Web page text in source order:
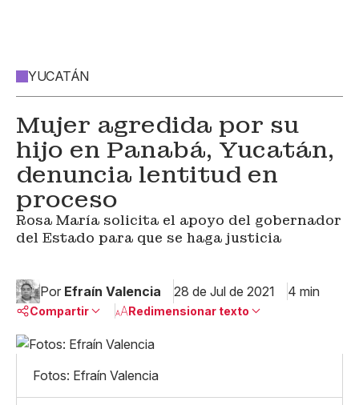
YUCATÁN
Mujer agredida por su
hijo en Panabá, Yucatán,
denuncia lentitud en
proceso
Rosa María solicita el apoyo del gobernador
del Estado para que se haga justicia
Por Efraín Valencia 28 de Jul de 2021 4 min
Compartir
Facebook
Redimensionar texto
Mediano
Grande
Fotos: Efraín Valencia